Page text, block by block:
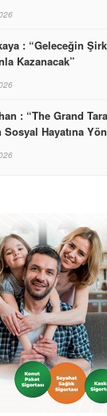
: “Geleceğin
Kazanacak”
: “The Grand
Sosyal Hayatına
Haline Getirmeyi